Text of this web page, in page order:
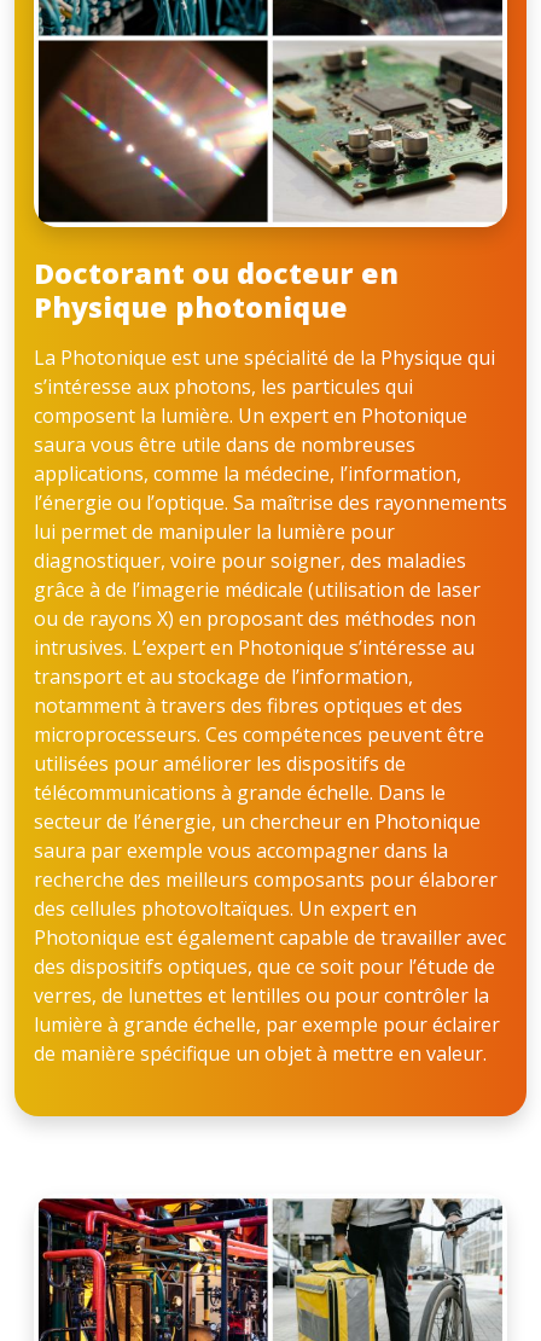
Doctorant ou docteur en
Physique photonique
La Photonique est une spécialité de la Physique qui
s’intéresse aux photons, les particules qui
composent la lumière. Un expert en Photonique
saura vous être utile dans de nombreuses
applications, comme la médecine, l’information,
l’énergie ou l’optique. Sa maîtrise des rayonnements
lui permet de manipuler la lumière pour
diagnostiquer, voire pour soigner, des maladies
grâce à de l’imagerie médicale (utilisation de laser
ou de rayons X) en proposant des méthodes non
intrusives. L’expert en Photonique s’intéresse au
transport et au stockage de l’information,
notamment à travers des fibres optiques et des
microprocesseurs. Ces compétences peuvent être
utilisées pour améliorer les dispositifs de
télécommunications à grande échelle. Dans le
secteur de l’énergie, un chercheur en Photonique
saura par exemple vous accompagner dans la
recherche des meilleurs composants pour élaborer
des cellules photovoltaïques. Un expert en
Photonique est également capable de travailler avec
des dispositifs optiques, que ce soit pour l’étude de
verres, de lunettes et lentilles ou pour contrôler la
lumière à grande échelle, par exemple pour éclairer
de manière spécifique un objet à mettre en valeur.